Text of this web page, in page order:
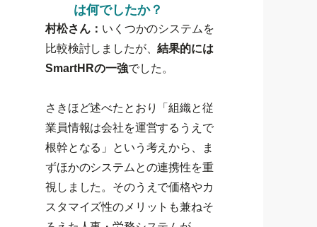
は何でしたか？
村松さん： いくつかのシステムを
比較検討しましたが、結果的には
SmartHRの一強でした。
さきほど述べたとおり「組織と従
業員情報は会社を運営するうえで
根幹となる」という考えから、ま
ずほかのシステムとの連携性を重
視しました。そのうえで価格やカ
スタマイズ性のメリットも兼ねそ